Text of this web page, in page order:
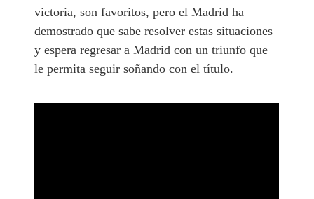
victoria, son favoritos, pero el Madrid ha
demostrado que sabe resolver estas situaciones
y espera regresar a Madrid con un triunfo que
le permita seguir soñando con el título.